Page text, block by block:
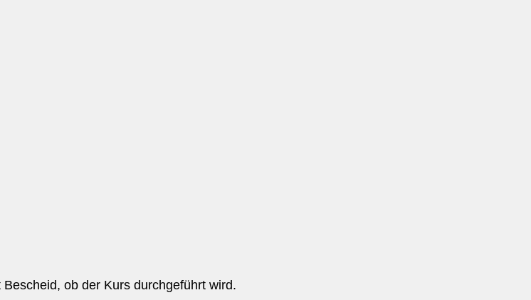
ob der Kurs durchgeführt wird.